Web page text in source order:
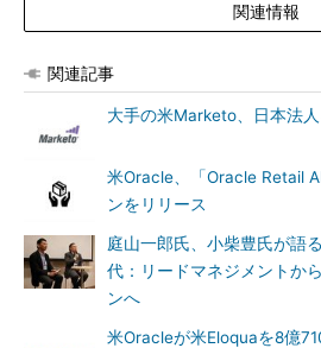
関連情報
関連記事
大手の米Marketo、日本法
米Oracle、「Oracle Retail
ンをリリース
庭山一郎氏、小柴豊氏が
代：リードマネジメントか
ンへ
米Oracleが米Eloquaを8億